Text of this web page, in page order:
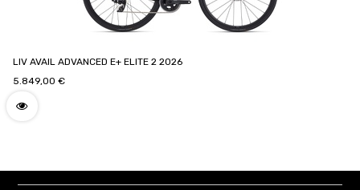
LIV AVAIL ADVANCED E+ ELITE 2 2026
5.849,00 €